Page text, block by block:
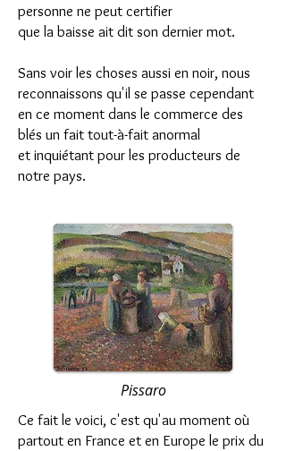
personne ne peut certifier
que la baisse ait dit son dernier mot.
Sans voir les choses aussi en noir, nous
reconnaissons qu'il se passe cependant
en ce moment dans le commerce des
blés un fait tout-à-fait anormal
et inquiétant pour les producteurs de
notre pays.
Pissaro
Ce fait le voici, c'est qu'au moment où
partout en France et en Europe le prix du